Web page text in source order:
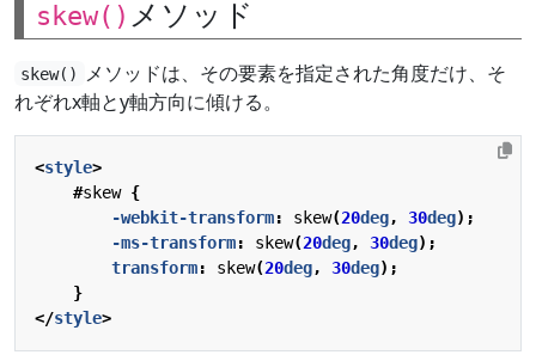
skew() メソッド
skew()
メソッドは、その要素を指定された角度だけ、そ
れぞれx軸とy軸方向に傾ける。
<style>
#skew {
-webkit-transform: skew(20deg, 30deg);
-ms-transform: skew(20deg, 30deg);
transform: skew(20deg, 30deg);
}
</style>